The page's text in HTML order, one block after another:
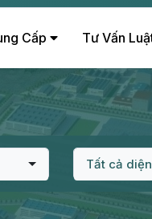
Cấp Tư Vấn
Tất cả